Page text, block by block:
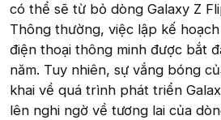
có thể sẽ từ bỏ dòng Galaxy Z
Thông thường, việc lập kế
điện thoại thông minh được bắt
năm. Tuy nhiên, sự vắng bóng
khai về quá trình phát triển
lên nghi ngờ về tương lai của